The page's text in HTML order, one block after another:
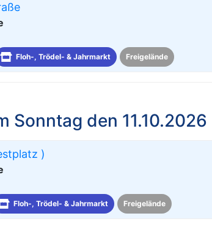
Floh-, Trödel- & Jahrmarkt Freigelände
Sonntag den 11.10.2026
)
Floh-, Trödel- & Jahrmarkt Freigelände